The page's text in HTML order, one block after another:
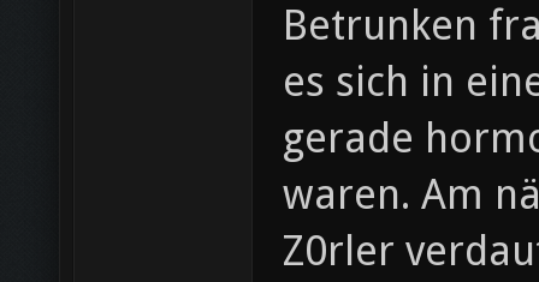
Betrunken
es sich in
gerade
waren. Am
Z0rler